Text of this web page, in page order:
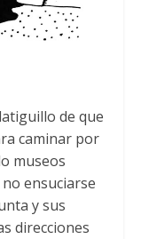
de que
caminar por
museos
ensuciarse
y sus
direcciones